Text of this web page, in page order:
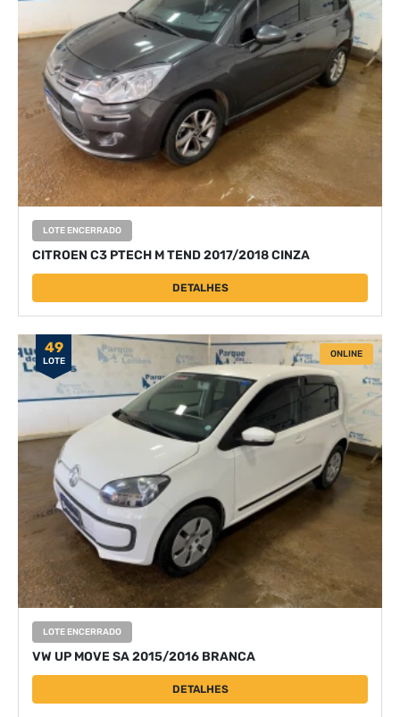
LOTE ENCERRADO
CITROEN C3 PTECH M TEND 2017/2018 CINZA
DETALHES
49
LOTE
ONLINE
LOTE ENCERRADO
VW UP MOVE SA 2015/2016 BRANCA
DETALHES